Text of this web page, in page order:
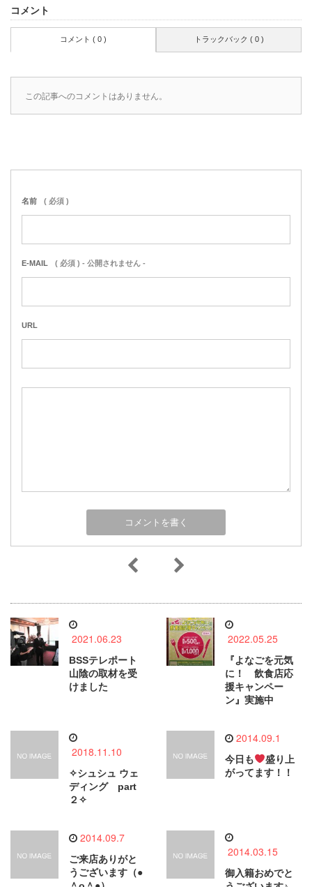
コメント
コメント ( 0 ) トラックバック ( 0 )
この記事へのコメントはありません。
名前 ( 必須 )
E-MAIL ( 必須 ) - 公開されません -
URL
2021.06.23
BSSテレポート
山陰の取材を受
けました
2022.05.25
『よなごを元気
に！ 飲食店応
援キャンペー
ン』実施中
2018.11.10
✧シュシュ ウェ
ディング part
２✧
2014.09.1
今日も
盛り上
がってます！！
2014.09.7
ご来店ありがと
うございます（●
2014.03.15
御入籍おめでと